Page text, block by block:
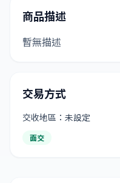
商品描述
暫無描述
交易方式
交收地區：未設定
面交